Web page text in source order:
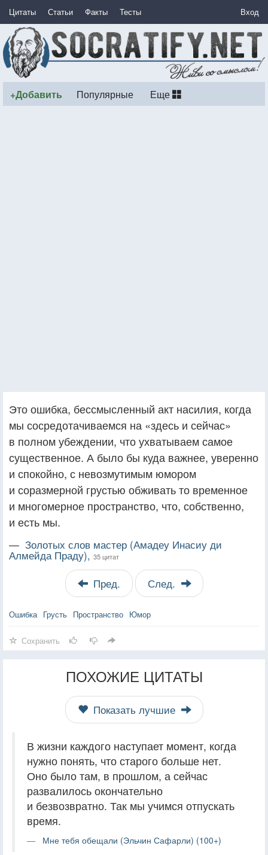
Цитаты Статьи Факты Тесты Вход
+Добавить Популярные Еще
Это ошибка, бессмысленный акт насилия, когда
мы сосредотачиваемся на «здесь и сейчас»
в полном убеждении, что ухватываем самое
существенное. А было бы куда важнее, уверенно
и спокойно, с невозмутимым юмором
и соразмерной грустью обживать то временное
и многомерное пространство, что, собственно,
и есть мы.
— Золотых слов мастер (Амадеу Инасиу ди
Алмейда Праду), 35 цитат
Пред. След.
Ошибка Грусть Пространство Юмор
Сохранить
ПОХОЖИЕ ЦИТАТЫ
Показать лучшие
В жизни каждого наступает момент, когда
нужно понять, что старого больше нет.
Оно было там, в прошлом, а сейчас
развалилось окончательно
и безвозвратно. Так мы учимся отпускать
время.
Мне тебя обещали (Эльчин Сафарли) (100+)